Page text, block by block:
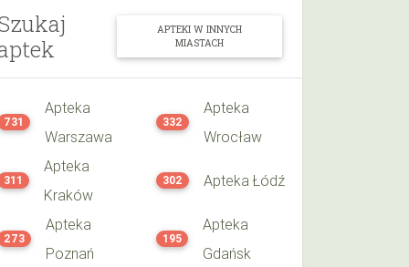
APTEKI W INNYCH
MIASTACH
731
Apteka
Warszawa
332
Apteka
Wrocław
311
Apteka
Kraków
302 Apteka Łódź
273
Apteka
Poznań
195
Apteka
Gdańsk